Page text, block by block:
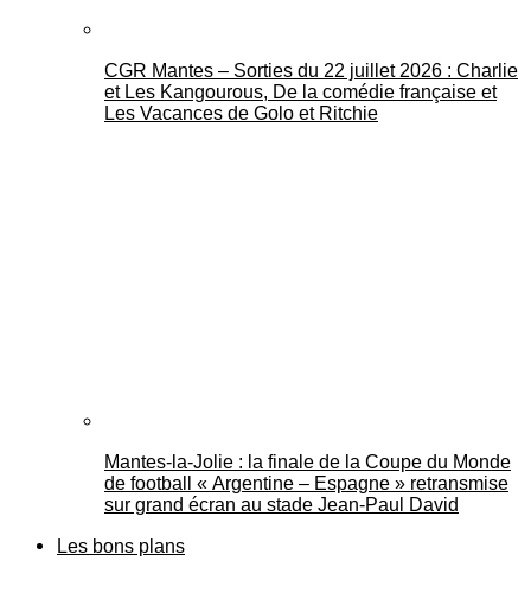
CGR Mantes – Sorties du 22 juillet 2026 : Charlie
et Les Kangourous, De la comédie française et
Les Vacances de Golo et Ritchie
Mantes-la-Jolie : la finale de la Coupe du Monde
de football « Argentine – Espagne » retransmise
sur grand écran au stade Jean-Paul David
Les bons plans